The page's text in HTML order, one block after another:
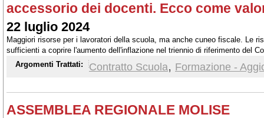
accessorio dei docenti. Ecco come
22 luglio 2024
Maggiori risorse per i lavoratori della scuola, ma anche cuneo fiscale. Le
sufficienti a coprire l'aumento dell'inflazione nel triennio di riferimento del
Generale SNALS-Confsal
Argomenti Trattati: Contratto Scuola, Formazione -
ASSEMBLEA REGIONALE MOLISE